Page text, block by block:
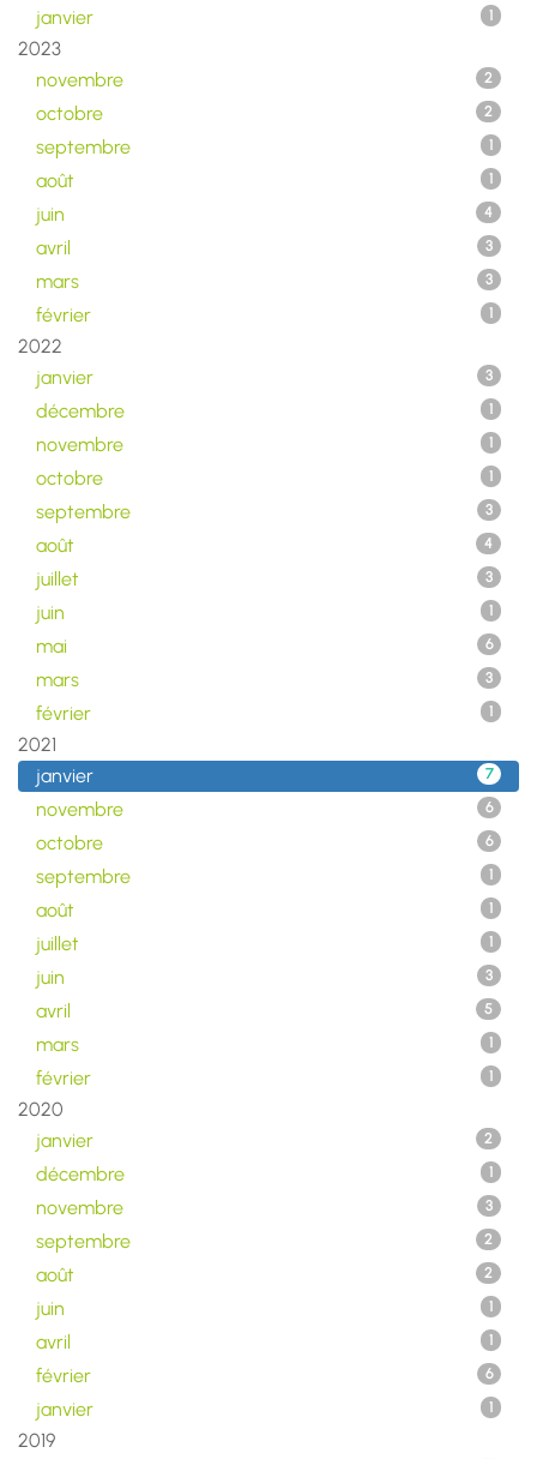
janvier 1
2023
novembre
2
octobre 2
septembre 1
août 1
juin 4
avril 3
mars 3
février 1
2022
janvier
3
décembre 1
novembre 1
octobre 1
septembre 3
août 4
juillet 3
juin 1
mai 6
mars 3
février 1
2021
janvier
7
novembre 6
octobre 6
septembre 1
août 1
juillet 1
juin 3
avril 5
mars 1
février 1
2020
janvier
2
décembre 1
novembre 3
septembre 2
août 2
juin 1
avril 1
février 6
janvier 1
2019